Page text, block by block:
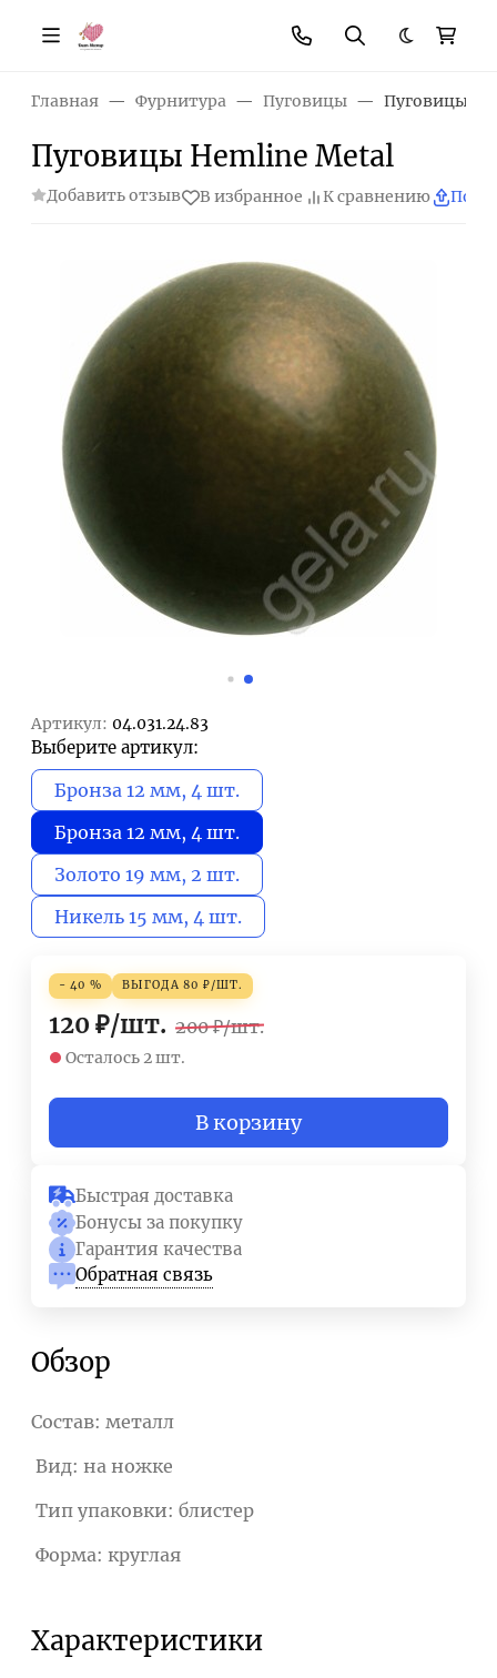
Темная
Главная Фурнитура Пуговицы Пуговицы
Пуговицы Hemline Metal
Добавить отзыв В избранное К сравнению
Артикул: 04.031.24.83
Выберите артикул:
Бронза 12 мм, 4 шт.
Бронза 12 мм, 4 шт.
Золото 19 мм, 2 шт.
Никель 15 мм, 4 шт.
- 40 % ВЫГОДА 80 ₽/ШТ.
120 ₽/шт. 200 ₽/шт.
Осталось 2 шт.
В корзину
Быстрая доставка
Бонусы за покупку
Гарантия качества
Обратная связь
Обзор
Состав: металл
Вид: на ножке
Тип упаковки: блистер
Форма: круглая
Характеристики